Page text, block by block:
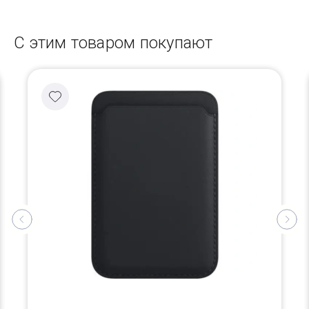
С этим товаром покупают